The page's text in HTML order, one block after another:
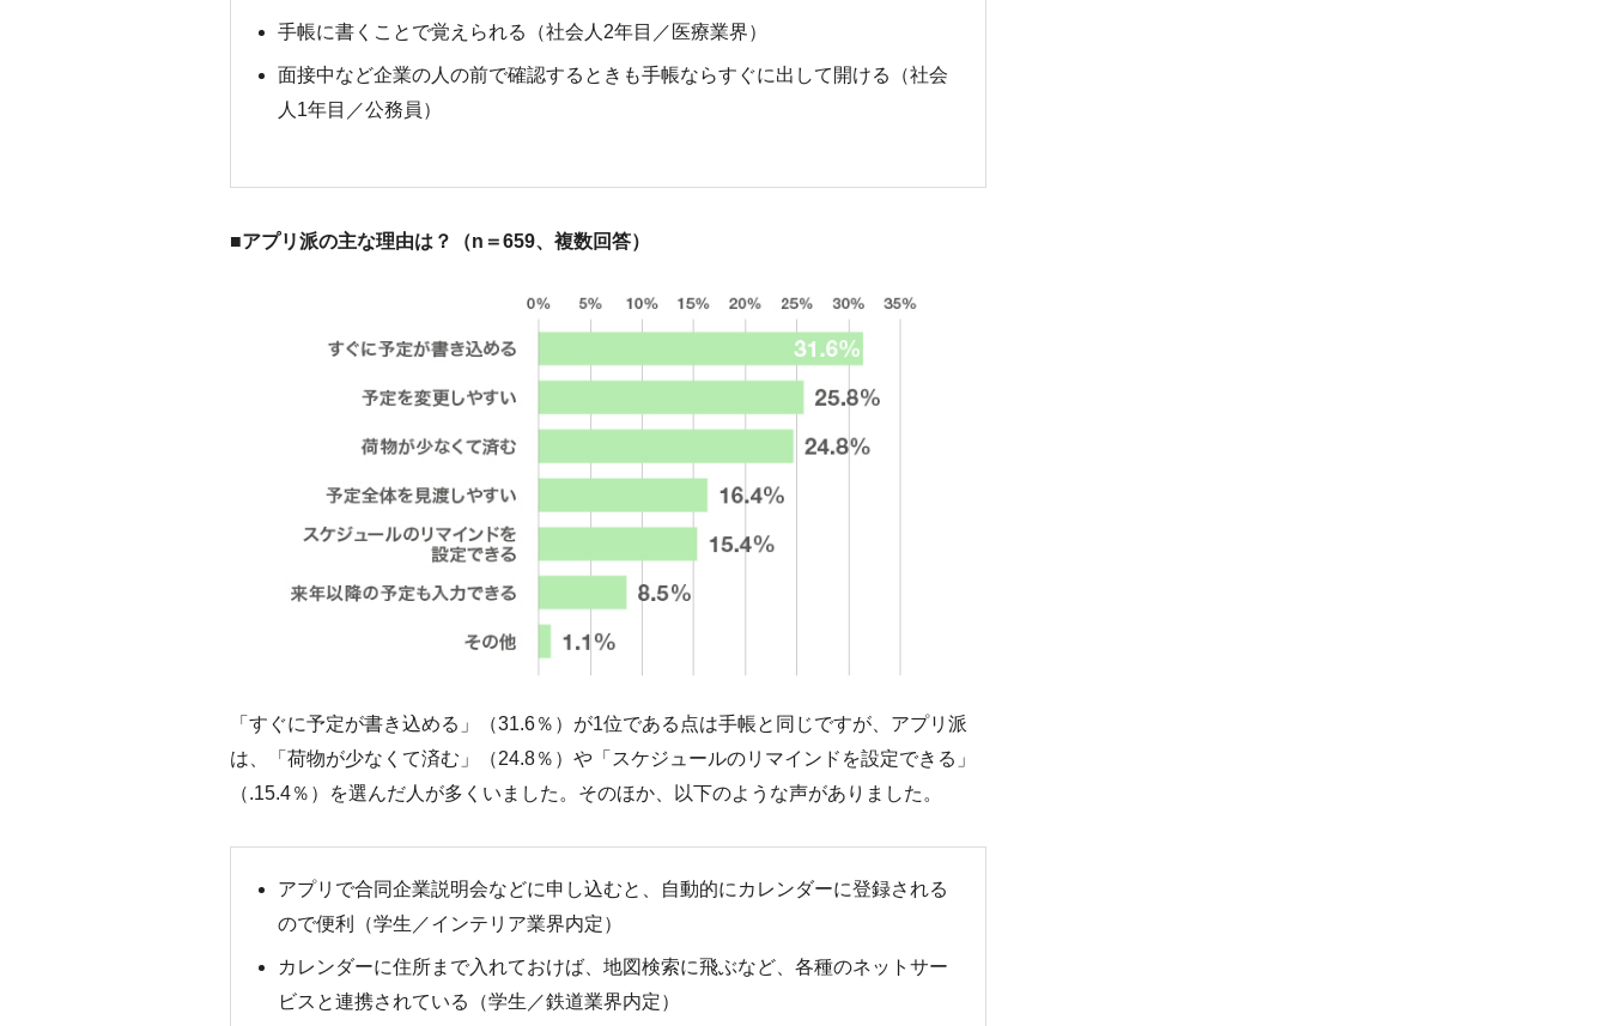
手帳に書くことで覚えられる（社会人2年目／医療業界）
面接中など企業の人の前で確認するときも手帳ならすぐに出して開ける（社会
人1年目／公務員）
■アプリ派の主な理由は？（n＝659、複数回答）
「すぐに予定が書き込める」（31.6％）が1位である点は手帳と同じですが、アプリ派
は、「荷物が少なくて済む」（24.8％）や「スケジュールのリマインドを設定できる」
（.15.4％）を選んだ人が多くいました。そのほか、以下のような声がありました。
アプリで合同企業説明会などに申し込むと、自動的にカレンダーに登録される
ので便利（学生／インテリア業界内定）
カレンダーに住所まで入れておけば、地図検索に飛ぶなど、各種のネットサー
ビスと連携されている（学生／鉄道業界内定）